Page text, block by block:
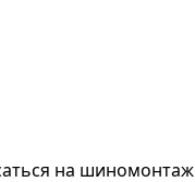
на шиномонтаж